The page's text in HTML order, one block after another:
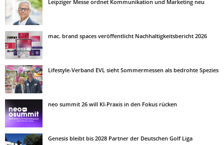
Leipziger Messe ordnet Kommunikation und Marketing neu
mac. brand spaces veröffentlicht Nachhaltigkeitsbericht 2026
Lifestyle-Verband EVL sieht Sommermessen als bedrohte Spezies
neo summit 26 will KI-Praxis in den Fokus rücken
Genesis bleibt bis 2028 Partner der Deutschen Golf Liga